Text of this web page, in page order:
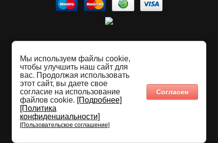
Политика конфиденциальности
Пользовательское соглашение
© 2011 - 2026 RICHLED 93
Мегагрупп.ру
Мы используем файлы cookie,
чтобы улучшить наш сайт для
вас. Продолжая использовать
этот сайт, вы даете свое
согласие на использование
файлов cookie. [Подробнее]
[Политика
конфиденциальности]
[Пользовательское соглашение]
Согласен